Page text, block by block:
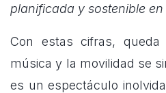
planificada y sostenible
Con estas cifras,
música y la movilidad se
es un espectáculo